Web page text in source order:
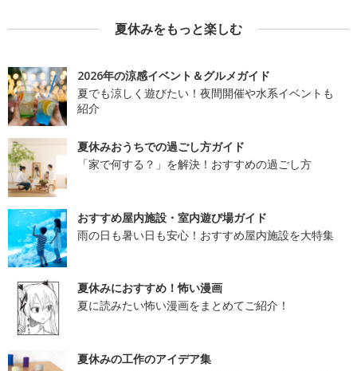
夏休みをもっと楽しむ
2026年の涼感イベント＆グルメガイド
夏でも涼しく遊びたい！夜間開催や水系イベントも
紹介
夏休みおうちでの過ごし方ガイド
「家で何する？」を解決！おすすめの過ごし方
おすすめ屋内施設・室内遊び場ガイド
雨の日も暑い日も安心！おすすめ屋内施設を大特集
夏休みにおすすめ！怖い漫画
夏に読みたい怖い漫画をまとめてご紹介！
夏休みの工作のアイデア集